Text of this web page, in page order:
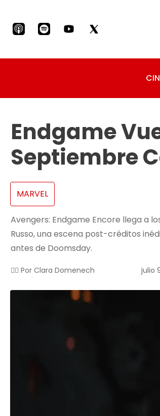
Endgame
Septiembre
MARVEL
Avengers: Endgame Encore llega a
Russo, una escena post-créditos
antes de Doomsday.
✍🏻 Por Clara Domenech julio